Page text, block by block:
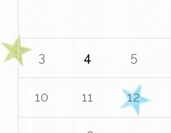
3 4 5
10 11 12